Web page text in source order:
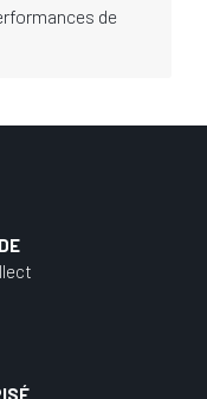
de